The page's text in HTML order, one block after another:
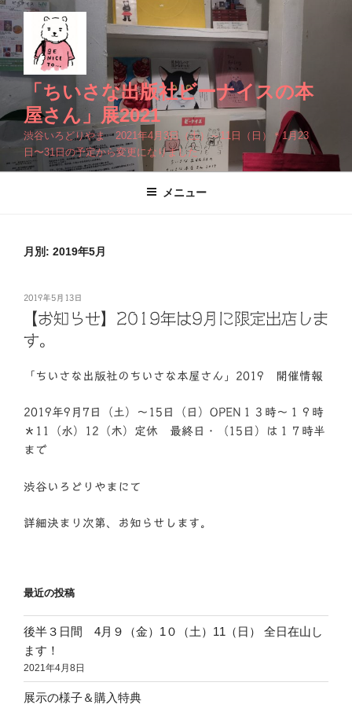
コ
ン
テ
ン
ス
キ
ッ
「ちいさな出版社ビーナイスの本
屋さん」展2021
渋谷いろどりやま 2021年4月3日（土）～11日（日）＊1月23
日〜31日の予定から変更になりました
メニュー
月別: 2019年5月
投
日:
2019年5月13日
【お知らせ】2019年は9月に限定出店しま
す。
「ちいさな出版社のちいさな本屋さん」2019 開催情報
2019年9月7日（土）〜15日（日）OPEN１３時〜１９時
＊11（水）12（木）定休 最終日・（15日）は１７時半
まで
渋谷いろどりやまにて
詳細決まり次第、お知らせします。
最近の投稿
後半３日間 4月９（金）1０（土）11（日） 全日在山し
ます！
2021年4月8日
展示の様子＆購入特典